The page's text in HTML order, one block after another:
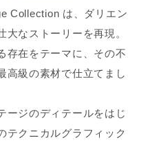
Collection は、ダリエン
大なストーリーを再現。
存在をテーマに、その不
高級の素材で仕立てまし
ージのディテールをはじ
テクニカルグラフィック